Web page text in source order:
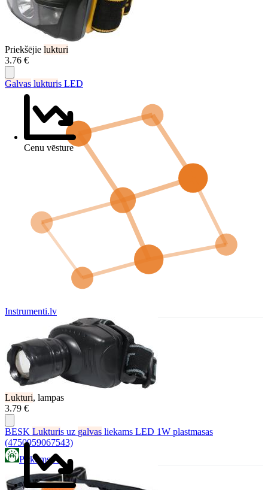
Priekšējie lukturi
3.76 €
Cenu vēsture
Galvas lukturis LED
Instrumenti.lv
Lukturi, lampas
3.79 €
BESK Lukturis uz galvas liekams LED 1W plastmasas
(4750959067543)
Pirkums.lv